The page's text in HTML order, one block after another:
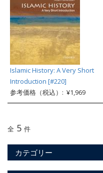
Islamic History: A Very Short
Introduction [#220]
参考価格（税込）: ¥1,969
全 5 件
カテゴリー